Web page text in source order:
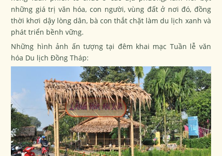
những giá trị văn hóa, con người, vùng đất ở nơi đó, đồng
thời khơi dậy lòng dân, bà con thắt chặt làm du lịch xanh và
phát triển bềnh vững.
Những hình ảnh ấn tượng tại đêm khai mạc Tuần lễ văn
hóa Du lịch Đồng Tháp: